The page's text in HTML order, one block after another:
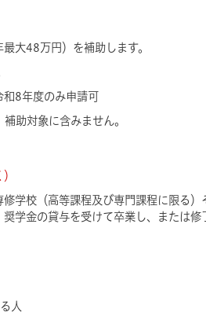
大48万円） を補助します。
8年度のみ申請可
助対象に含みません。
学校（高等課程及び専門課程に限る）
学金の貸与を受けて卒業し、または修
人